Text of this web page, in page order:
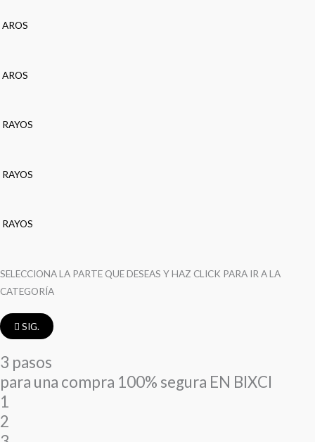
AROS
AROS
RAYOS
RAYOS
RAYOS
SELECCIONA LA PARTE QUE DESEAS Y HAZ CLICK PARA IR A LA
CATEGORÍA
SIG.
3 pasos
para una compra 100% segura EN BIXCI
1
2